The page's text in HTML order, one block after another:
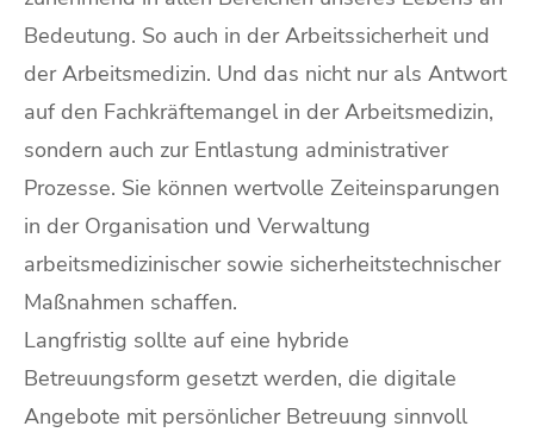
Bedeutung. So auch in der Arbeitssicherheit und
der Arbeitsmedizin. Und das nicht nur als Antwort
auf den Fachkräftemangel in der Arbeitsmedizin,
sondern auch zur Entlastung administrativer
Prozesse. Sie können wertvolle Zeiteinsparungen
in der Organisation und Verwaltung
arbeitsmedizinischer sowie sicherheitstechnischer
Maßnahmen schaffen.
Langfristig sollte auf eine hybride
Betreuungsform gesetzt werden, die digitale
Angebote mit persönlicher Betreuung sinnvoll